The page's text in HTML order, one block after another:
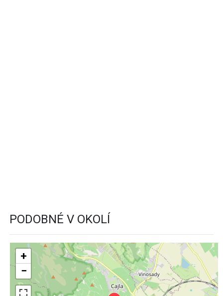
PODOBNÉ V OKOLÍ
+
−